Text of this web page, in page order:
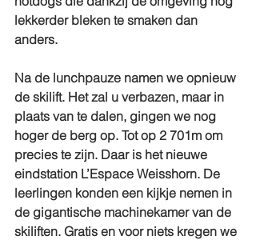
lekkerder bleken te smaken dan
anders.
Na de lunchpauze namen we opnieuw
de skilift. Het zal u verbazen, maar in
plaats van te dalen, gingen we nog
hoger de berg op. Tot op 2 701m om
precies te zijn. Daar is het nieuwe
eindstation L’Espace Weisshorn. De
leerlingen konden een kijkje nemen in
de gigantische machinekamer van de
skiliften. Gratis en voor niets kregen we